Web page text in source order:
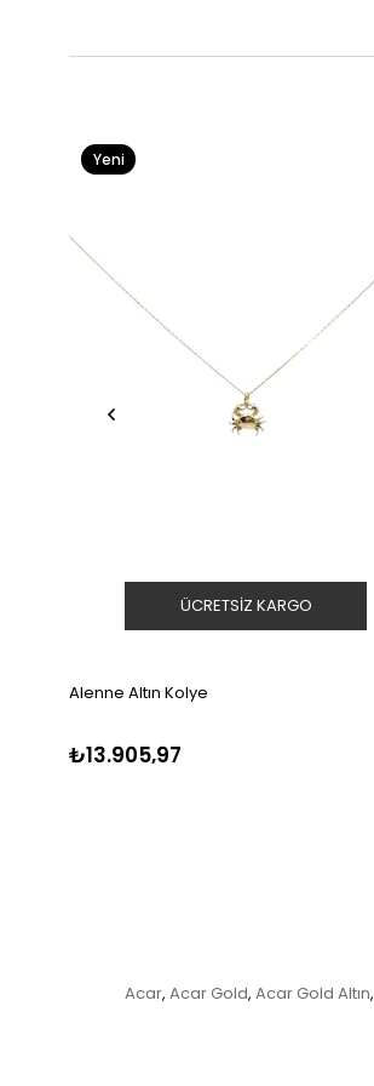
Alenne Altın Kolye
₺13.905,97
ÜCRETSIZ KARGO
Yeni
Acar, Acar Gold, Acar Gold Altın,